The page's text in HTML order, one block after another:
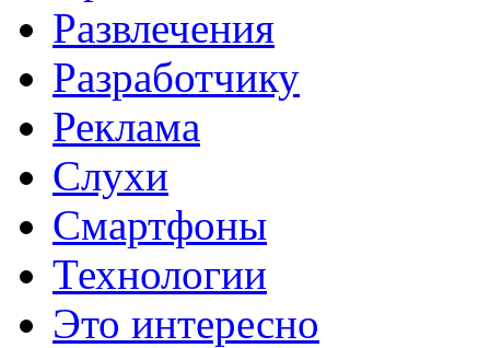
Развлечения
Разработчику
Реклама
Слухи
Смартфоны
Технологии
Это интересно